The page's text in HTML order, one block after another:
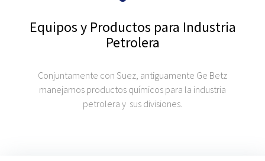
Equipos y Productos para Industria
Petrolera
Conjuntamente con Suez, antiguamente Ge Betz
manejamos productos químicos para la industria
petrolera y sus divisiones.